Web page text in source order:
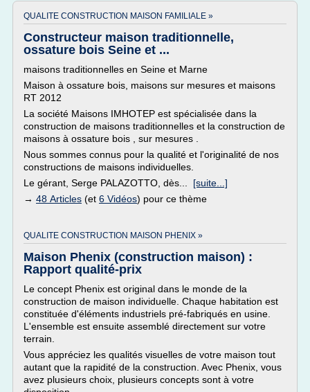
QUALITE CONSTRUCTION MAISON FAMILIALE »
Constructeur maison traditionnelle,
ossature bois Seine et ...
maisons traditionnelles en Seine et Marne
Maison à ossature bois, maisons sur mesures et maisons
RT 2012
La société Maisons IMHOTEP est spécialisée dans la
construction de maisons traditionnelles et la construction de
maisons à ossature bois , sur mesures .
Nous sommes connus pour la qualité et l'originalité de nos
constructions de maisons individuelles.
Le gérant, Serge PALAZOTTO, dès... [suite...]
→ 48 Articles (et 6 Vidéos) pour ce thème
QUALITE CONSTRUCTION MAISON PHENIX »
Maison Phenix (construction maison) :
Rapport qualité-prix
Le concept Phenix est original dans le monde de la
construction de maison individuelle. Chaque habitation est
constituée d'éléments industriels pré-fabriqués en usine.
L'ensemble est ensuite assemblé directement sur votre
terrain.
Vous appréciez les qualités visuelles de votre maison tout
autant que la rapidité de la construction. Avec Phenix, vous
avez plusieurs choix, plusieurs concepts sont à votre